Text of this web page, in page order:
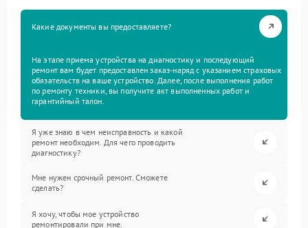
Какие документы вы предоставляете?
На этапе приема устройства на диагностику и последующий
ремонт вам будет предоставлен заказ-наряд с указанием страховых
обязательств на ваше устройство. Далее, после выполнения работ
по ремонту техники, вы получите акт выполненных работ и
гарантийный талон.
Я уже знаю в чем неисправность и какой
ремонт необходим. Для чего проводить
диагностику?
Мне нужен срочный ремонт. Сможете
сделать?
Я хочу, чтобы мое устройство
ремонтировали при мне.